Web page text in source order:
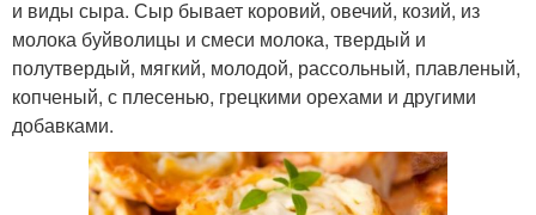
и виды сыра. Сыр бывает коровий, овечий, козий, из
молока буйволицы и смеси молока, твердый и
полутвердый, мягкий, молодой, рассольный, плавленый,
копченый, с плесенью, грецкими орехами и другими
добавками.